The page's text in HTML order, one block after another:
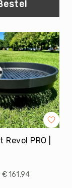
PRO |
€ 161,94